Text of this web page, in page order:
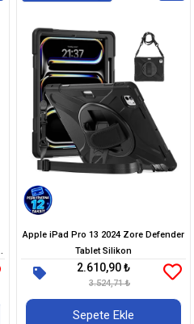
Apple iPad Pro 13 2024 Zore Defender
Tablet Silikon
2.610,90 ₺
3.524,71 ₺
Sepete Ekle